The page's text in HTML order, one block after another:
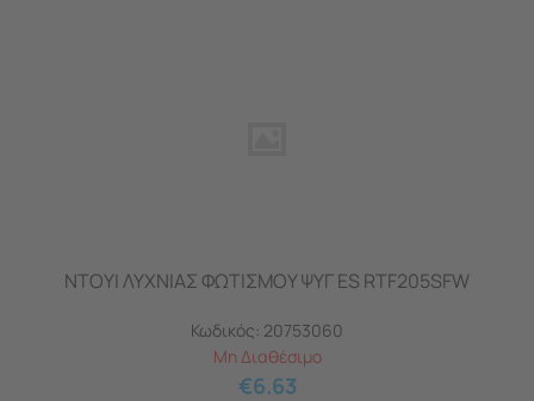
ΝΤΟΥΙ ΛΥΧΝΙΑΣ ΦΩΤΙΣΜΟΥ ΨΥΓ ES RTF205SFW
Κωδικός: 20753060
Μη Διαθέσιμο
€6.63